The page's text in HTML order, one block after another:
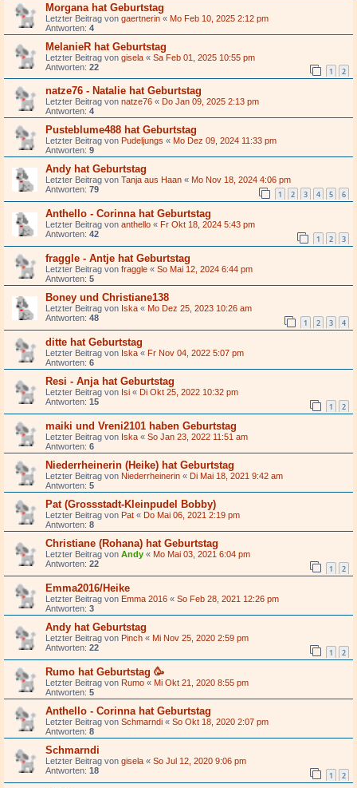
Morgana hat Geburtstag
Letzter Beitrag von gaertnerin « Mo Feb 10, 2025 2:12 pm
Antworten: 4
MelanieR hat Geburtstag
Letzter Beitrag von gisela « Sa Feb 01, 2025 10:55 pm
Antworten: 22 1 2
natze76 - Natalie hat Geburtstag
Letzter Beitrag von natze76 « Do Jan 09, 2025 2:13 pm
Antworten: 4
Pusteblume488 hat Geburtstag
Letzter Beitrag von Pudeljungs « Mo Dez 09, 2024 11:33 pm
Antworten: 9
Andy hat Geburtstag
Letzter Beitrag von Tanja aus Haan « Mo Nov 18, 2024 4:06 pm
Antworten: 79 1 2 3 4 5 6
Anthello - Corinna hat Geburtstag
Letzter Beitrag von anthello « Fr Okt 18, 2024 5:43 pm
Antworten: 42 1 2 3
fraggle - Antje hat Geburtstag
Letzter Beitrag von fraggle « So Mai 12, 2024 6:44 pm
Antworten: 5
Boney und Christiane138
Letzter Beitrag von Iska « Mo Dez 25, 2023 10:26 am
Antworten: 48 1 2 3 4
ditte hat Geburtstag
Letzter Beitrag von Iska « Fr Nov 04, 2022 5:07 pm
Antworten: 6
Resi - Anja hat Geburtstag
Letzter Beitrag von Isi « Di Okt 25, 2022 10:32 pm
Antworten: 15 1 2
maiki und Vreni2101 haben Geburtstag
Letzter Beitrag von Iska « So Jan 23, 2022 11:51 am
Antworten: 6
Niederrheinerin (Heike) hat Geburtstag
Letzter Beitrag von Niederrheinerin « Di Mai 18, 2021 9:42 am
Antworten: 5
Pat (Grossstadt-Kleinpudel Bobby)
Letzter Beitrag von Pat « Do Mai 06, 2021 2:19 pm
Antworten: 8
Christiane (Rohana) hat Geburtstag
Letzter Beitrag von Andy « Mo Mai 03, 2021 6:04 pm
Antworten: 22 1 2
Emma2016/Heike
Letzter Beitrag von Emma 2016 « So Feb 28, 2021 12:26 pm
Antworten: 3
Andy hat Geburtstag
Letzter Beitrag von Pinch « Mi Nov 25, 2020 2:59 pm
Antworten: 22 1 2
Rumo hat Geburtstag 🥳
Letzter Beitrag von Rumo « Mi Okt 21, 2020 8:55 pm
Antworten: 5
Anthello - Corinna hat Geburtstag
Letzter Beitrag von Schmarndi « So Okt 18, 2020 2:07 pm
Antworten: 8
Schmarndi
Letzter Beitrag von gisela « So Jul 12, 2020 9:06 pm
Antworten: 18 1 2